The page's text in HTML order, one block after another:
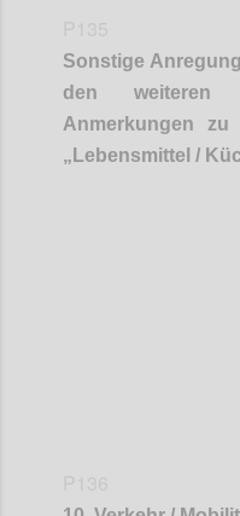
Sonstige
den weiteren
Anmerkungen
„ Lebensmittel /